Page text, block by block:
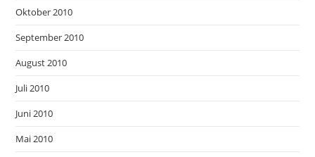
Oktober 2010
September 2010
August 2010
Juli 2010
Juni 2010
Mai 2010